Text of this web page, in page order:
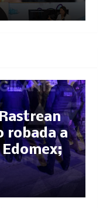
robada a